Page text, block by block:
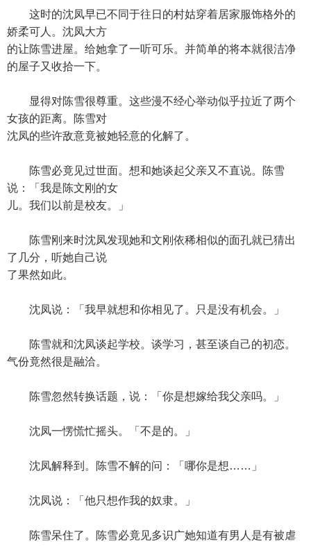
这时的沈凤早已不同于往日的村姑穿着居家服饰格外的
娇柔可人。沈凤大方
的让陈雪进屋。给她拿了一听可乐。并简单的将本就很洁净
的屋子又收拾一下。
显得对陈雪很尊重。这些漫不经心举动似乎拉近了两个
女孩的距离。陈雪对
沈凤的些许敌意竟被她轻意的化解了。
陈雪必竟见过世面。想和她谈起父亲又不直说。陈雪
说：「我是陈文刚的女
儿。我们以前是校友。」
陈雪刚来时沈凤发现她和文刚依稀相似的面孔就已猜出
了几分，听她自己说
了果然如此。
沈凤说：「我早就想和你相见了。只是没有机会。」
陈雪就和沈凤谈起学校。谈学习，甚至谈自己的初恋。
气份竟然很是融洽。
陈雪忽然转换话题，说：「你是想嫁给我父亲吗。」
沈凤一愣慌忙摇头。「不是的。」
沈凤解释到。陈雪不解的问：「哪你是想……」
沈凤说：「他只想作我的奴隶。」
陈雪呆住了。陈雪必竟见多识广她知道有男人是有被虐